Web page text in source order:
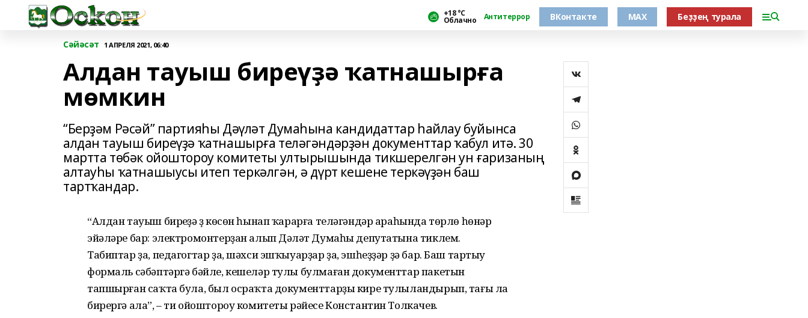
+18 °С
Облачно Антитеррор ВКонтакте MAX Беҙҙең турала
Сәйәсәт 1 АПРЕЛЯ 2021, 06:40
Алдан тауыш биреүҙә ҡатнашырға
мөмкин
“Берҙәм Рәсәй” партияһы Дәүләт Думаһына кандидаттар һайлау буйынса
алдан тауыш биреүҙә ҡатнашырға теләгәндәрҙән документтар ҡабул итә. 30
мартта төбәк ойоштороу комитеты ултырышында тикшерелгән ун ғаризаның
алтауһы ҡатнашыусы итеп теркәлгән, ә дүрт кешене теркәүҙән баш
тартҡандар.
“Алдан тауыш биреүҙә үҙ көсөн һынап ҡарарға теләгәндәр араһында төрлө һөнәр
эйәләре бар: электромонтерҙан алып Дәүләт Думаһы депутатына тиклем.
Табиптар ҙа, педагогтар ҙа, шәхси эшҡыуарҙар ҙа, эшһеҙҙәр ҙә бар. Баш тартыу
формаль сәбәптәргә бәйле, кешеләр тулы булмаған документтар пакетын
тапшырған саҡта була, был осраҡта документтарҙы кире тулыландырып, тағы ла
бирергә ала”, – ти ойоштороу комитеты рәйесе Константин Толкачев.